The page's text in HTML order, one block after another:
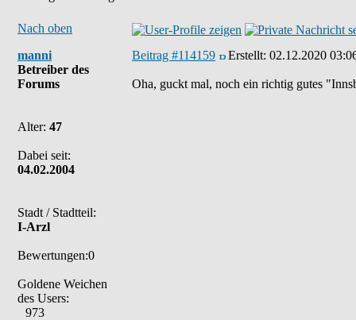
Nach oben
manni
Betreiber des
Forums
Alter: 47
Dabei seit:
04.02.2004
Stadt / Stadtteil:
I-Arzl
Bewertungen:0
Goldene Weichen
des Users:
973
Beitrag #114159 Erstellt: 02.12.2020
Oha, guckt mal, noch ein richtig gutes